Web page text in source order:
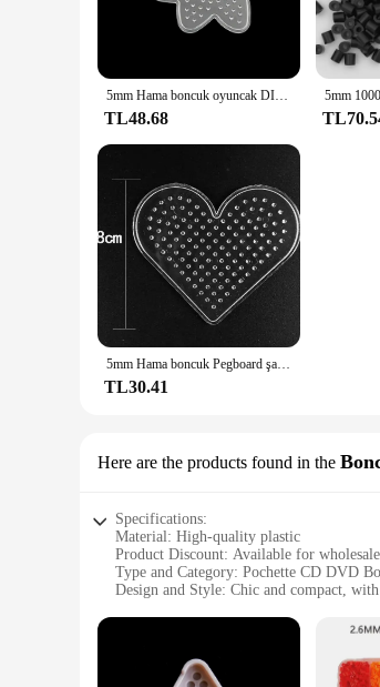
5mm Hama boncuk oyuncak DIY boncuk aracı eğitim Tangram yap-boz Pegboard şablon çocuklar иииkids Kids Kids дя я ееееее
TL48.68
5mm Hama boncuk Pegboard şablon oyuncak DIY perler aracı PUPUKOU boncuk eğitici Tangram yap-boz demir boncuk
TL30.41
Here are the products found in the
Specifications:
Material: High-quality plastic
Product Discount: Available for
Type and Category: Pochette CD DVD
Design and Style: Chic and compact,
Typical Adaptive Scenario: Perfect for
Shape or Size or Weight or Quantity: